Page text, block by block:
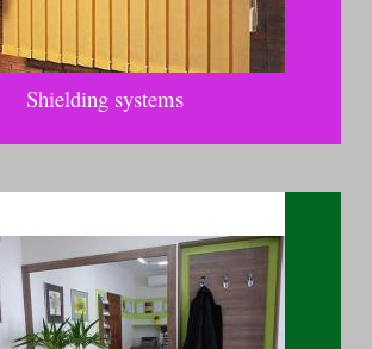
Shielding systems